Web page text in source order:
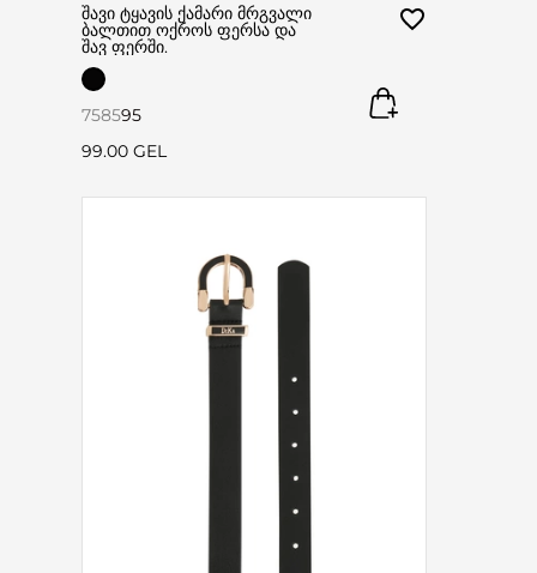
შავი ტყავის ქამარი მრგვალი
ბალთით ოქროს ფერსა და
შავ ფერში.
758595
99.00 GEL